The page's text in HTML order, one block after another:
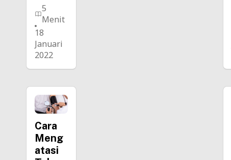
5
Menit
18
Januari
2022
Cara
Meng
atasi